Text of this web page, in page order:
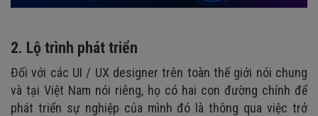
2. Lộ trình phát triển
Đối với các UI / UX designer trên toàn thế giới nói chung
và tại Việt Nam nói riêng, họ có hai con đường chính để
phát triển sự nghiệp của mình đó là thông qua việc trở